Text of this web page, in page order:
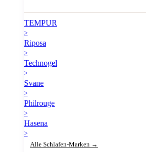
TEMPUR
>
Riposa
>
Technogel
>
Svane
>
Philrouge
>
Hasena
>
Alle Schlafen-Marken →